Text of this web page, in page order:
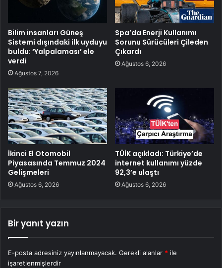
Bilim insanları Güneş
Sistemi dışındaki ilk uyduyu
buldu: ‘Yalpalaması’ ele
verdi
Ağustos 7, 2026
Spa’da Enerji Kullanımı
Sorunu Sürücüleri Çileden
Çıkardı
Ağustos 6, 2026
İkinci El Otomobil
Piyasasında Temmuz 2024
Gelişmeleri
Ağustos 6, 2026
TÜİK açıkladı: Türkiye’de
internet kullanımı yüzde
92,3’e ulaştı
Ağustos 6, 2026
Bir yanıt yazın
E-posta adresiniz yayınlanmayacak. Gerekli alanlar * ile
işaretlenmişlerdir